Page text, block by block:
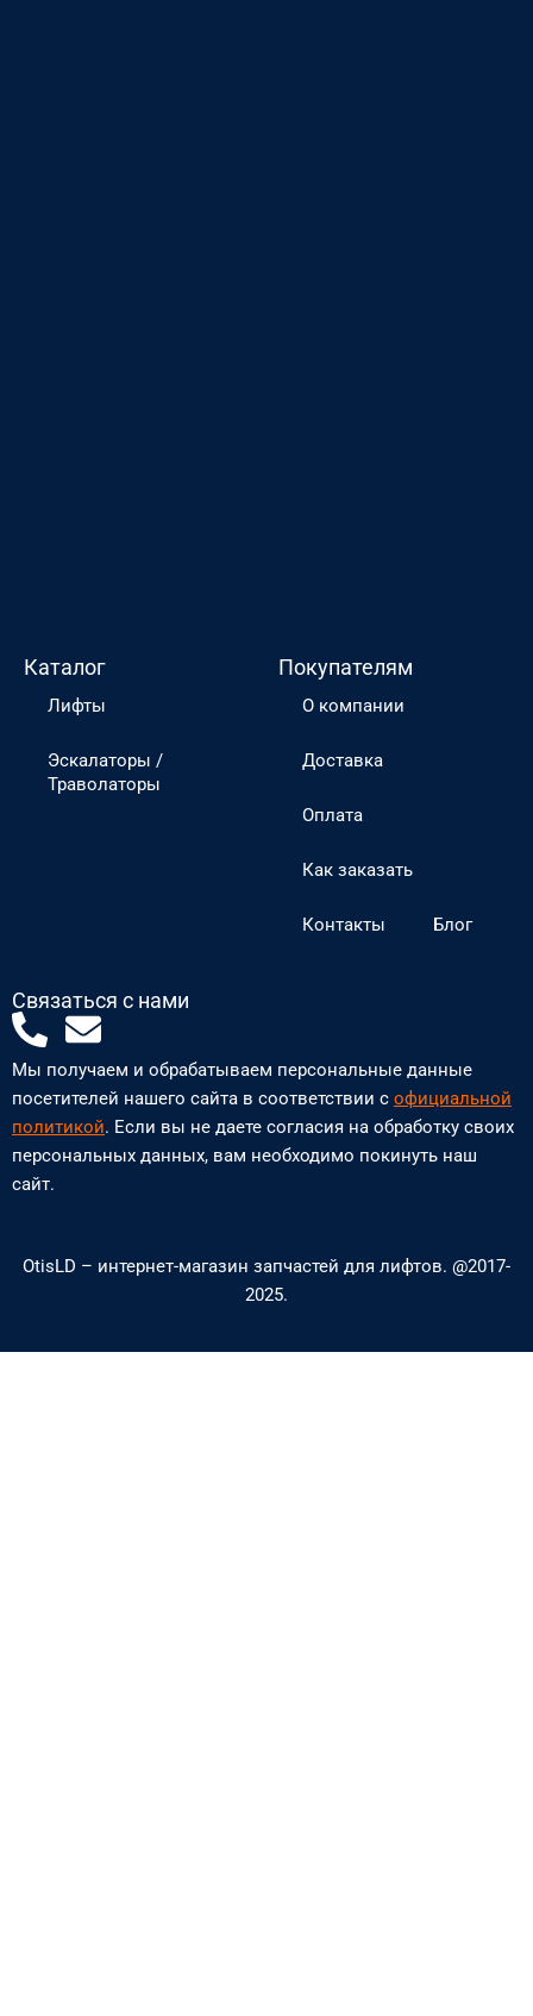
Каталог
Лифты
Эскалаторы /
Траволаторы
Покупателям
О компании
Доставка
Оплата
Как заказать
Контакты Блог
Связаться с нами
P
h
o
n
e
l
E
n
v
e
l
e
Мы получаем и обрабатываем персональные данные
посетителей нашего сайта в соответствии с официальной
политикой. Если вы не даете согласия на обработку своих
персональных данных, вам необходимо покинуть наш
сайт.
OtisLD – интернет-магазин запчастей для лифтов. @2017-
2025.